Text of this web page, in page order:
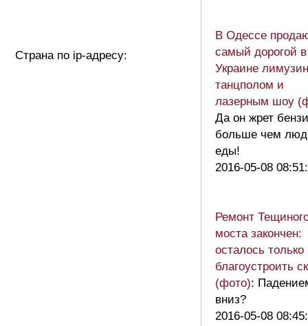
Страна по ip-адресу:
В Одессе
самый дорогой в
Украине
танцполом и
лазерным шоу
Да он жрет
больше чем
еды!
2016-05-08
Ремонт
моста закончен:
осталось только
благоустроить
(фото):
вниз?
2016-05-08